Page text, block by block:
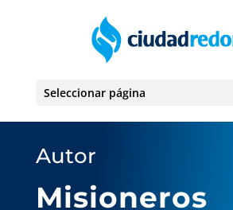
Seleccionar página
Autor
Misioneros